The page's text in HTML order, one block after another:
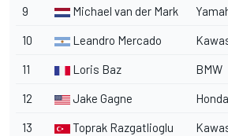
9 Michael van der Mark
10 Leandro Mercado
11 Loris Baz BMW
12 Jake Gagne Honda
13 Toprak Razgatlioglu